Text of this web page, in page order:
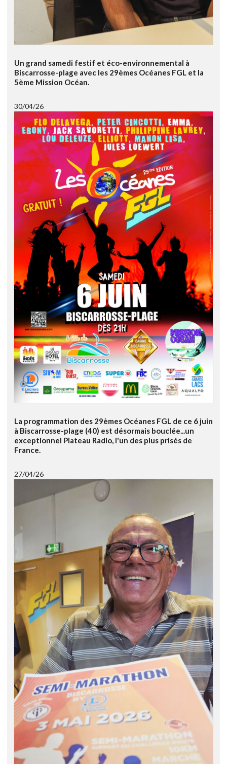
Un grand samedi festif et éco-environnemental à
Biscarrosse-plage avec les 29èmes Océanes FGL et la
5ème Mission Océan.
30/04/26
La programmation des 29èmes Océanes FGL de ce 6 juin
à Biscarrosse-plage (40) est désormais bouclée...un
exceptionnel Plateau Radio, l'un des plus prisés de
France.
27/04/26